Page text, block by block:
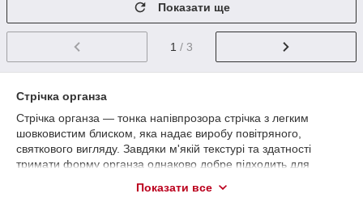
Показати ще
1 / 3
Стрічка органза
Стрічка органза — тонка напівпрозора стрічка з легким
шовковистим блиском, яка надає виробу повітряного,
святкового вигляду. Завдяки м'якій текстурі та здатності
тримати форму органза однаково добре підходить для
наявності різна ширина та понад 20 кольорів.
Показати все